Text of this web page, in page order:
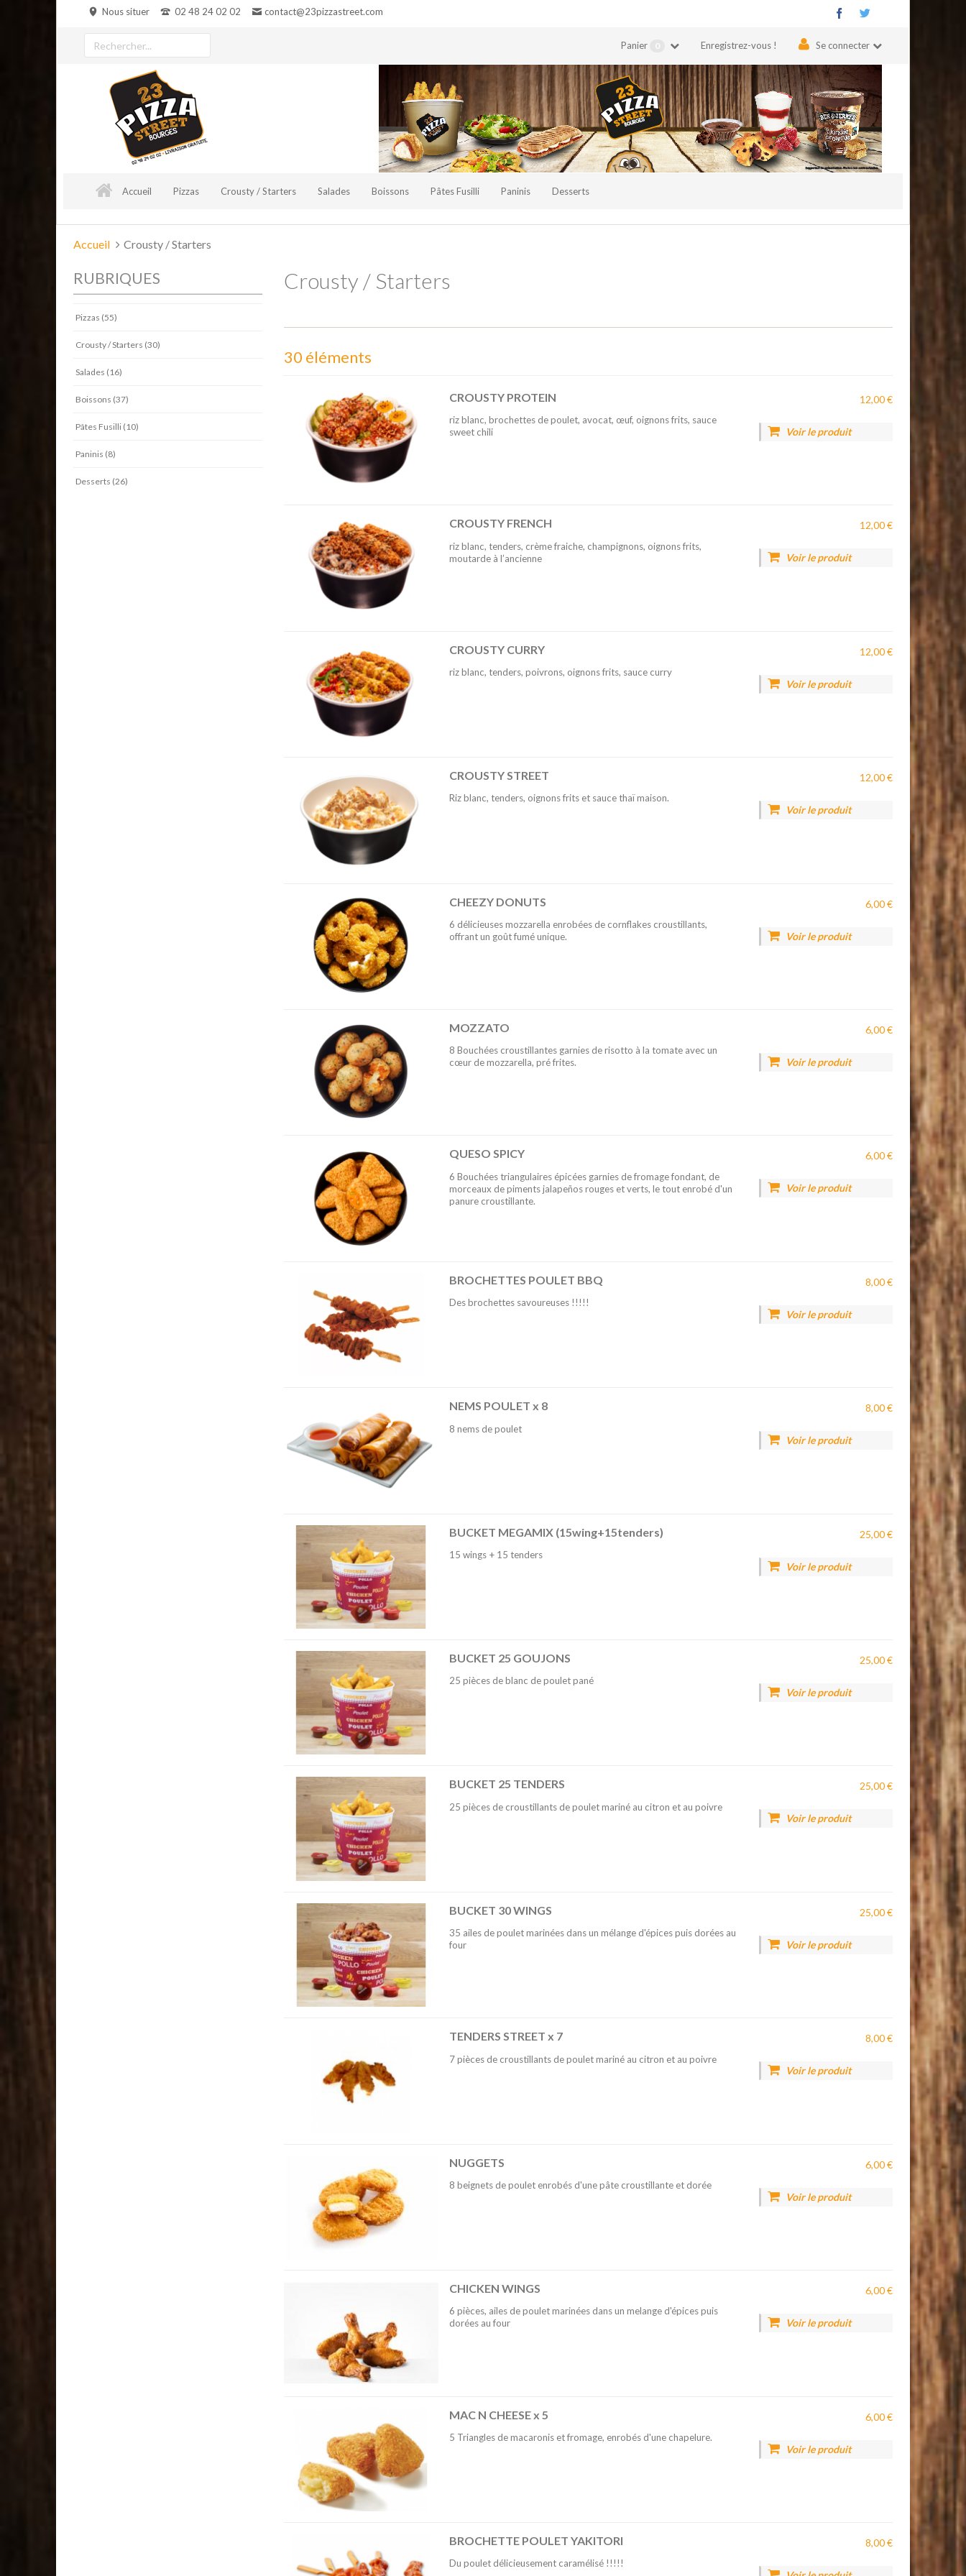
Nous situer 02 48 24 02 02 contact@23pizzastreet.com
Enregistrez-vous ! Se connecter
Panier 0
Accueil Pizzas Crousty / Starters Salades Boissons Pâtes Fusilli Paninis Desserts
Vous
ici :
Accueil Crousty / Starters
Crousty / Starters
30 éléments
CROUSTY PROTEIN
riz blanc, brochettes de poulet, avocat, œuf, oignons frits, sauce
sweet chili
12,00 €
Voir le produit
CROUSTY FRENCH
riz blanc, tenders, crème fraiche, champignons, oignons frits,
moutarde à l’ancienne
12,00 €
Voir le produit
CROUSTY CURRY
riz blanc, tenders, poivrons, oignons frits, sauce curry
12,00 €
Voir le produit
CROUSTY STREET
Riz blanc, tenders, oignons frits et sauce thaï maison.
12,00 €
Voir le produit
CHEEZY DONUTS
6 délicieuses mozzarella enrobées de cornflakes croustillants,
offrant un goût fumé unique.
6,00 €
Voir le produit
MOZZATO
8 Bouchées croustillantes garnies de risotto à la tomate avec un
cœur de mozzarella, pré frites.
6,00 €
Voir le produit
QUESO SPICY
6 Bouchées triangulaires épicées garnies de fromage fondant, de
morceaux de piments jalapeños rouges et verts, le tout enrobé d'un
panure croustillante.
6,00 €
Voir le produit
BROCHETTES POULET BBQ
Des brochettes savoureuses !!!!!
8,00 €
Voir le produit
NEMS POULET x 8
8 nems de poulet
8,00 €
Voir le produit
BUCKET MEGAMIX (15wing+15tenders)
15 wings + 15 tenders
25,00 €
Voir le produit
BUCKET 25 GOUJONS
25 pièces de blanc de poulet pané
25,00 €
Voir le produit
BUCKET 25 TENDERS
25 pièces de croustillants de poulet mariné au citron et au poivre
25,00 €
Voir le produit
BUCKET 30 WINGS
35 ailes de poulet marinées dans un mélange d'épices puis dorées au
four
25,00 €
Voir le produit
TENDERS STREET x 7
7 pièces de croustillants de poulet mariné au citron et au poivre
8,00 €
Voir le produit
NUGGETS
8 beignets de poulet enrobés d'une pâte croustillante et dorée
6,00 €
Voir le produit
CHICKEN WINGS
6 pièces, ailes de poulet marinées dans un melange d'épices puis
dorées au four
6,00 €
Voir le produit
MAC N CHEESE x 5
5 Triangles de macaronis et fromage, enrobés d'une chapelure.
6,00 €
Voir le produit
BROCHETTE POULET YAKITORI
Du poulet délicieusement caramélisé !!!!!
8,00 €
RUBRIQUES
Pizzas (55)
Crousty / Starters (30)
Salades (16)
Boissons (37)
Pâtes Fusilli (10)
Paninis (8)
Desserts (26)